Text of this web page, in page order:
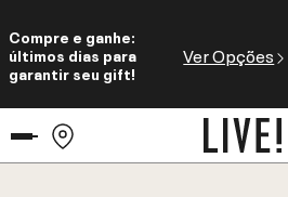
Compre e ganhe:
últimos dias para
garantir seu gift!
Ver Opções